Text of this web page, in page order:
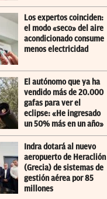
Los expertos coinciden:
el modo «seco» del aire
acondicionado consume
menos electricidad
El autónomo que ya ha
vendido más de 20.000
gafas para ver el
eclipse: «He ingresado
un 50% más en un año»
Indra dotará al nuevo
aeropuerto de Heraclión
(Grecia) de sistemas de
gestión aérea por 85
millones